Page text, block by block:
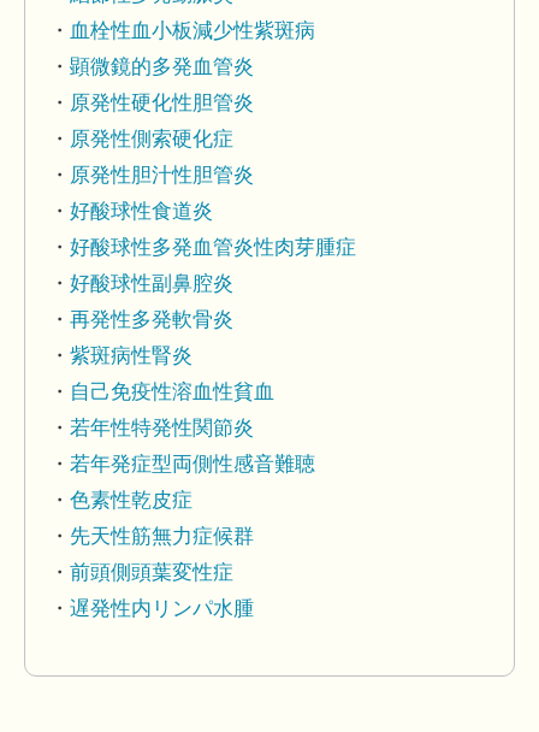
血栓性血小板減少性紫斑病
顕微鏡的多発血管炎
原発性硬化性胆管炎
原発性側索硬化症
原発性胆汁性胆管炎
好酸球性食道炎
好酸球性多発血管炎性肉芽腫症
好酸球性副鼻腔炎
再発性多発軟骨炎
紫斑病性腎炎
自己免疫性溶血性貧血
若年性特発性関節炎
若年発症型両側性感音難聴
色素性乾皮症
先天性筋無力症候群
前頭側頭葉変性症
遅発性内リンパ水腫